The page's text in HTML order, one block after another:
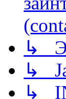
↳
↳
↳